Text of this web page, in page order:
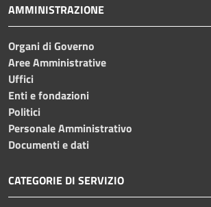
AMMINISTRAZIONE
Organi di Governo
Aree Amministrative
Uffici
Enti e fondazioni
Politici
Personale Amministrativo
Documenti e dati
CATEGORIE DI SERVIZIO